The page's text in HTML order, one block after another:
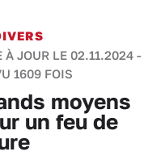
À JOUR LE 02.11.2024 -
1609 FOIS
moyens
un feu de